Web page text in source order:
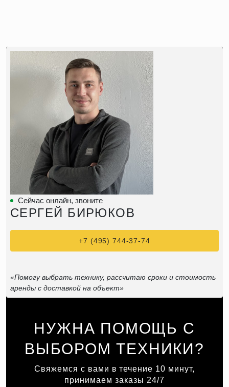
Аренда промышленного компрессора
НУЖНА ПОМОЩЬ С
ВЫБОРОМ ТЕХНИКИ?
Свяжемся с вами в течение 10 минут,
принимаем заказы 24/7
Сейчас онлайн, звоните
СЕРГЕЙ БИРЮКОВ
+7 (495) 744-37-74
«Помогу выбрать технику, рассчитаю сроки и стоимость
аренды с доставкой на объект»